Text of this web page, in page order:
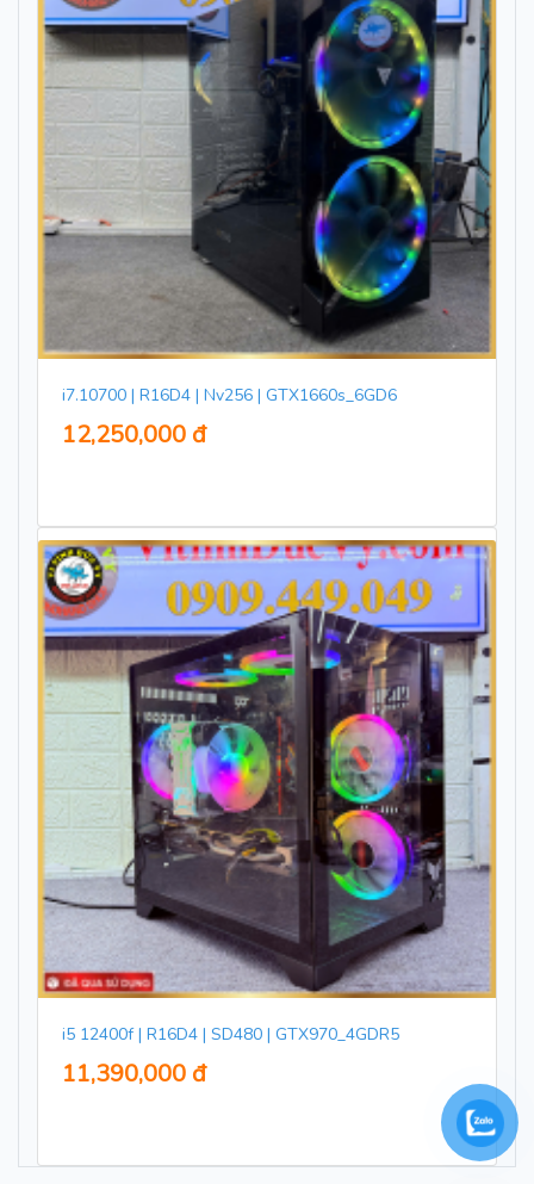
i7.10700 | R16D4 | Nv256 | GTX1660s_6GD6
12,250,000 đ
i5 12400f | R16D4 | SD480 | GTX970_4GDR5
11,390,000 đ